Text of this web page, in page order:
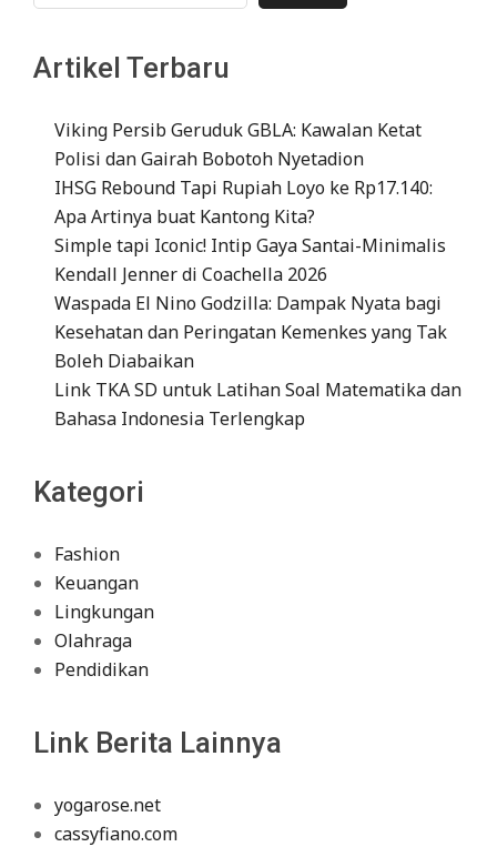
Artikel Terbaru
Viking Persib Geruduk GBLA: Kawalan Ketat
Polisi dan Gairah Bobotoh Nyetadion
IHSG Rebound Tapi Rupiah Loyo ke Rp17.140:
Apa Artinya buat Kantong Kita?
Simple tapi Iconic! Intip Gaya Santai-Minimalis
Kendall Jenner di Coachella 2026
Waspada El Nino Godzilla: Dampak Nyata bagi
Kesehatan dan Peringatan Kemenkes yang Tak
Boleh Diabaikan
Link TKA SD untuk Latihan Soal Matematika dan
Bahasa Indonesia Terlengkap
Kategori
Fashion
Keuangan
Lingkungan
Olahraga
Pendidikan
Link Berita Lainnya
yogarose.net
cassyfiano.com